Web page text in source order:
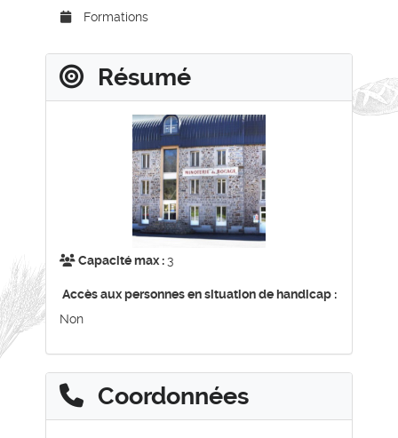
Formations
Résumé
Capacité max : 3
Accès aux personnes en situation de handicap :
Non
Coordonnées